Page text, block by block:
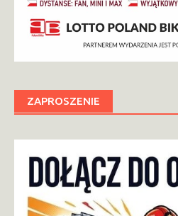
ZAPROSZENIE